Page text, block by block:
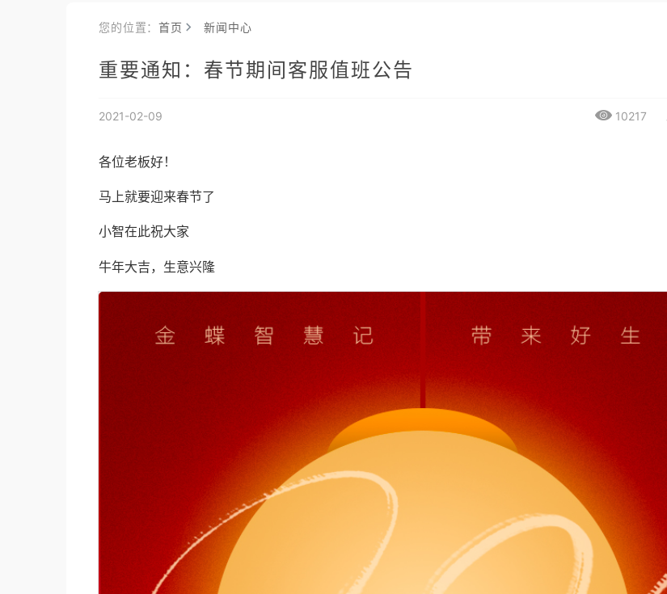
您的位置：首页 新闻中心
重要通知：春节期间客服值班公告
2021-02-09 10217
各位老板好！
马上就要迎来春节了
小智在此祝大家
牛年大吉，生意兴隆